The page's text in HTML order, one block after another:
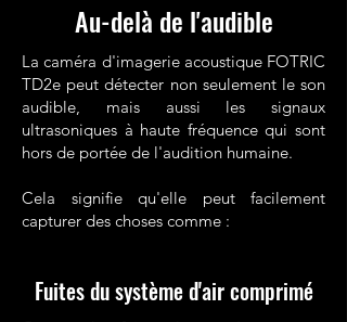
Au-delà de l'audible
La caméra d'imagerie acoustique FOTRIC
TD2e peut détecter non seulement le son
audible, mais aussi les signaux
ultrasoniques à haute fréquence qui sont
hors de portée de l'audition humaine.
Cela signifie qu'elle peut facilement
capturer des choses comme :
Fuites du système d'air comprimé